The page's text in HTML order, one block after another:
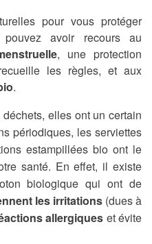
pour vous protéger
avoir recours au
, une protection
les règles, et aux
.
elles ont un certain
périodiques, les serviettes
estampillées bio ont le
santé. En effet, il existe
biologique qui ont de
les irritations (dues à
allergiques et évite